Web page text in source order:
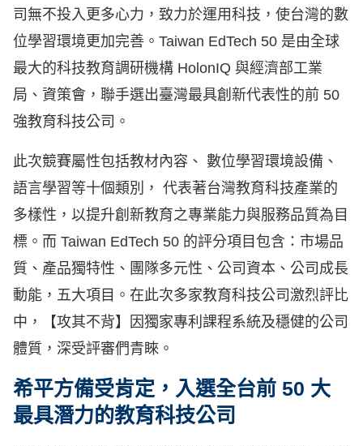
司無不投入更多心力，致力於運用科技，使台灣的數
位學習環境更加完善。Taiwan EdTech 50 是由全球
最大的科技教育調研機構 HolonIQ 與經濟部工業
局、資策會，聯手選出臺灣最具創新代表性的前 50
強教育科技公司。
此次競賽屬性包括教材內容、 數位學習環境設備、
語言學習等十個類別， 代表著台灣教育科技產業的
多樣性，以提升創新教育之專業能力與服務品質為目
標。而 Taiwan EdTech 50 的評分項目包含：市場品
質、產品獨特性、團隊多元性、公司資本、公司成長
動能，五大項目。在此次多家教育科技公司激烈評比
中，【攻其不背】因獨家專利課程系統及穩健的公司
體質，深受評審們青睞。
希平方備受肯定，入選全台前 50 大
最具潛力的教育科技公司